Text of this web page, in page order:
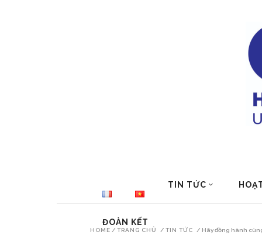
TIN TỨC
ĐOÀN KẾT
HOME / TRANG CHỦ / TIN TỨC / Hãy đồng hành